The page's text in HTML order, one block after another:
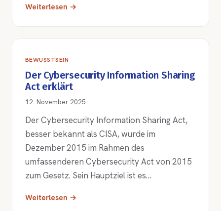
Weiterlesen →
BEWUSSTSEIN
Der Cybersecurity Information Sharing
Act erklärt
12. November 2025
Der Cybersecurity Information Sharing Act,
besser bekannt als CISA, wurde im
Dezember 2015 im Rahmen des
umfassenderen Cybersecurity Act von 2015
zum Gesetz. Sein Hauptziel ist es…
Weiterlesen →